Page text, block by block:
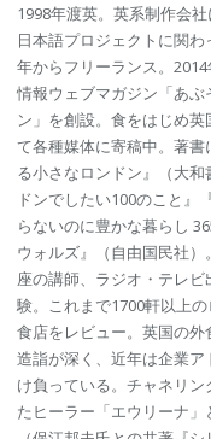
1998年渡英。英系制作会
日本語プロジェクトに関わ
年からフリーランス。
情報ウェブマガジン「あぶ
ン」を創設。食をはじめ
て各種媒体に寄稿中。著書
る小さなロンドン』（大和
ドンでしたい100のこと』
らないのに豊かな暮らし
ウォルズ』（自由国民社
座の講師、ラジオ・テレビ
験。これまで1700軒以上
食店をレビュー。英国の外
造詣が深く、近年は企業ア
け負っている。チャネリン
たヒーラー「エウリーナ」